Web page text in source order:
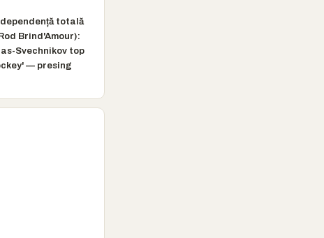
totală
Brind'Amour):
Svechnikov top
— presing